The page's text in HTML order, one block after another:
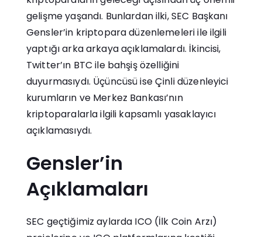
gelişme yaşandı. Bunlardan ilki, SEC Başkanı
Gensler’in kriptopara düzenlemeleri ile ilgili
yaptığı arka arkaya açıklamalardı. İkincisi,
Twitter’ın BTC ile bahşiş özelliğini
duyurmasıydı. Üçüncüsü ise Çinli düzenleyici
kurumların ve Merkez Bankası’nın
kriptoparalarla ilgili kapsamlı yasaklayıcı
açıklamasıydı.
Gensler’in
Açıklamaları
SEC geçtiğimiz aylarda ICO (İlk Coin Arzı)